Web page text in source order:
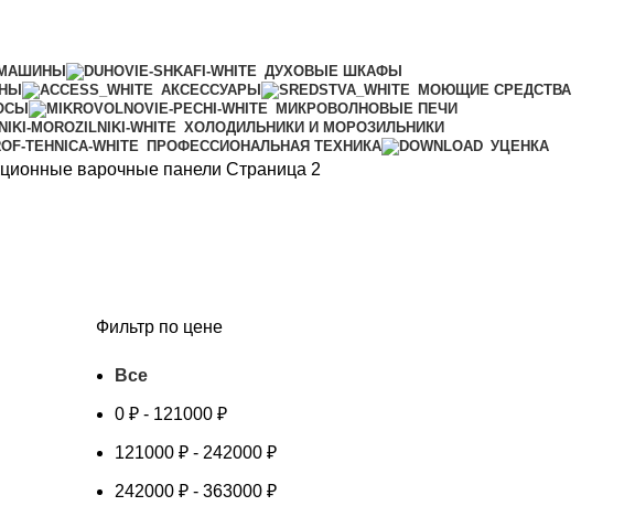
ДУХОВЫЕ ШКАФЫ
АКСЕССУАРЫ
МОЮЩИЕ СРЕДСТВА
МИКРОВОЛНОВЫЕ ПЕЧИ
ХОЛОДИЛЬНИКИ И МОРОЗИЛЬНИКИ
ПРОФЕССИОНАЛЬНАЯ ТЕХНИКА УЦЕНКА
варочные панели Страница 2
Фильтр по цене
Все
0 ₽ - 121000 ₽
121000 ₽ - 242000 ₽
242000 ₽ - 363000 ₽